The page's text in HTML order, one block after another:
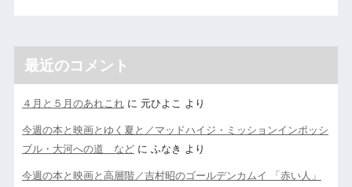
最近のコメント
４月と５月のあれこれに 元ひよこ より
今週の本と映画とゆく夏と／マッドハイジ・ミッションインポッシ
ブル・大河への道 などに ふなき より
今週の本と映画と高層階／吉村昭のゴールデンカムイ 「赤い人」